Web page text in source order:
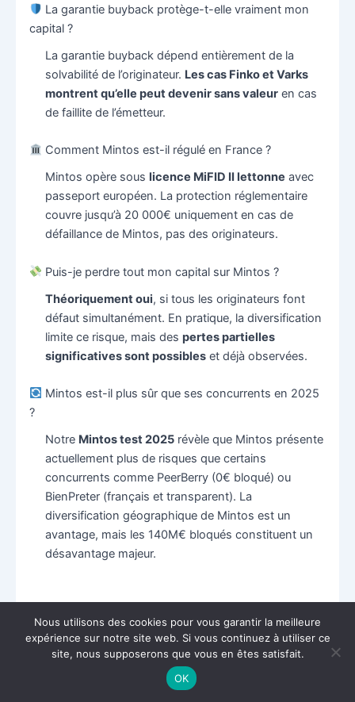
La garantie buyback protège-t-elle vraiment mon
capital ?
La garantie buyback dépend entièrement de la
solvabilité de l’originateur. Les cas Finko et Varks
montrent qu’elle peut devenir sans valeuren cas
de faillite de l’émetteur.
Comment Mintos est-il régulé en France ?
Mintos opère sous licence MiFID II lettonne avec
passeport européen. La protection réglementaire
couvre jusqu’à 20 000€ uniquement en cas de
défaillance de Mintos, pas des originateurs.
Puis-je perdre tout mon capital sur Mintos ?
Théoriquement oui, si tous les originateurs font
défaut simultanément. En pratique, la diversification
limite ce risque, mais des pertes partielles
significatives sont possibleset déjà observées.
Mintos est-il plus sûr que ses concurrents en 2025
?
Notre Mintos test 2025révèle que Mintos présente
actuellement plus de risques que certains
concurrents comme PeerBerry (0€ bloqué) ou
BienPreter (français et transparent). La
diversification géographique de Mintos est un
avantage, mais les 140M€ bloqués constituent un
désavantage majeur.
DÉCOUVRIR MINTOS OFFICIEL
Investir comporte des risques de perte en capital
Nous utilisons des cookies pour vous garantir la meilleure
expérience sur notre site web. Si vous continuez à utiliser ce
site, nous supposerons que vous en êtes satisfait.
OK